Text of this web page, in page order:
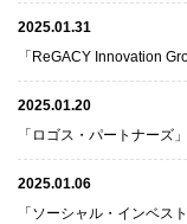
2025.01.31
「ReGACY Innovation
2025.01.20
「ロゴス・パートナーズ
2025.01.06
「ソーシャル・インベス